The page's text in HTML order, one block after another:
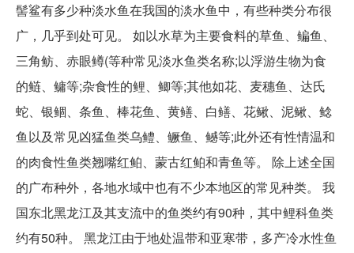
髻鲨有多少种淡水鱼在我国的淡水鱼中，有些种类分布很
广，几乎到处可见。 如以水草为主要食料的草鱼、鳊鱼、
三角鲂、赤眼鳟(等种常见淡水鱼类名称;以浮游生物为食
的鲢、鳙等;杂食性的鲤、鲫等;其他如花、麦穗鱼、达氏
蛇、银鲴、条鱼、棒花鱼、黄鳝、白鳝、花鳅、泥鳅、鲶
鱼以及常见凶猛鱼类乌鳢、鳜鱼、鳡等;此外还有性情温和
的肉食性鱼类翘嘴红鲌、蒙古红鲌和青鱼等。 除上述全国
的广布种外，各地水域中也有不少本地区的常见种类。 我
国东北黑龙江及其支流中的鱼类约有90种，其中鲤科鱼类
约有50种。 黑龙江由于地处温带和亚寒带，多产冷水性鱼